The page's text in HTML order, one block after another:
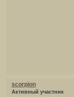
scorpion
Активный участник